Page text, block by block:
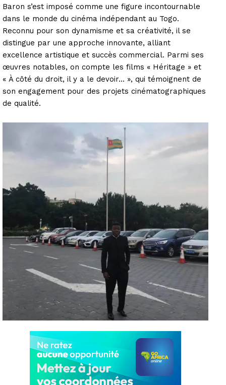
Baron s’est imposé comme une figure incontournable
dans le monde du cinéma indépendant au Togo.
Reconnu pour son dynamisme et sa créativité, il se
distingue par une approche innovante, alliant
excellence artistique et succès commercial. Parmi ses
œuvres notables, on compte les films « Héritage » et
« À côté du droit, il y a le devoir… », qui témoignent de
son engagement pour des projets cinématographiques
de qualité.